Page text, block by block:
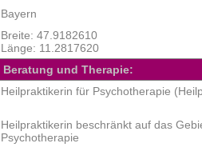
Bayern
Breite: 47.9182610
Länge: 11.2817620
Beratung und Therapie:
Heilpraktikerin für Psychotherapie
Heilpraktikerin beschränkt auf das
Psychotherapie